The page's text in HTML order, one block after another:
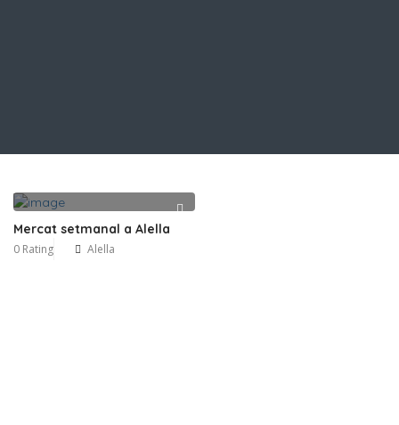
Mercat setmanal a Alella
0 Rating Alella